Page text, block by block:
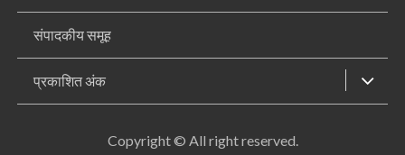
संपादकीय समूह
प्रकाशित अंक
Copyright © All right reserved.